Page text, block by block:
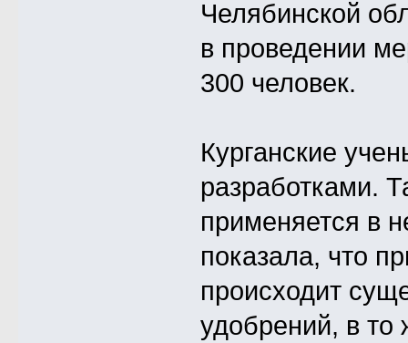
Челябинской
в проведении
300 человек.
Курганские
разработками.
применяется в
показала, что
происходит
удобрений, в то